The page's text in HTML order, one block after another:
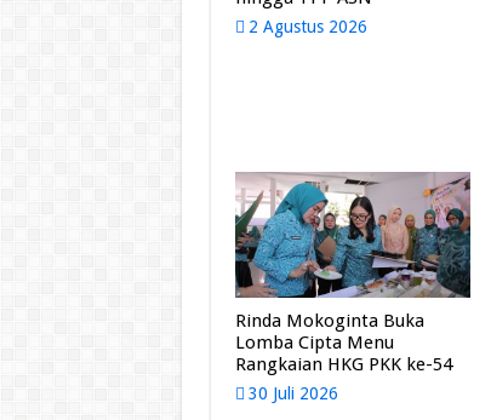
2 Agustus 2026
Rinda Mokoginta Buka
Lomba Cipta Menu
Rangkaian HKG PKK ke-54
30 Juli 2026